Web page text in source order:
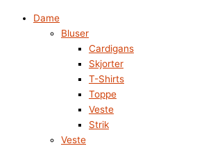
Dame
Bluser
Cardigans
Skjorter
T-Shirts
Toppe
Veste
Strik
Veste